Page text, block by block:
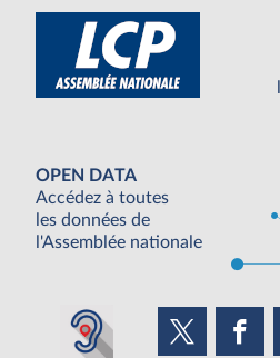
OPEN DATA
Accédez à toutes
les données de
l'Assemblée nationale